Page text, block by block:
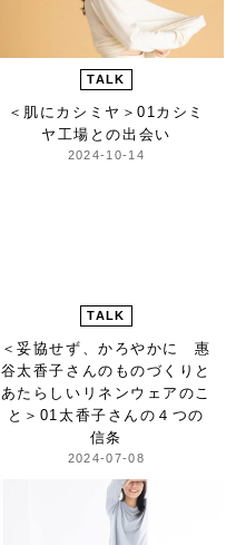
TALK
＜肌にカシミヤ＞01カシミ
ヤ工場との出会い
2024-10-14
TALK
＜妥協せず、かろやかに 惠
谷太香子さんのものづくりと
あたらしいリネンウェアのこ
と＞ 01太香子さんの４つの
信条
2024-07-08